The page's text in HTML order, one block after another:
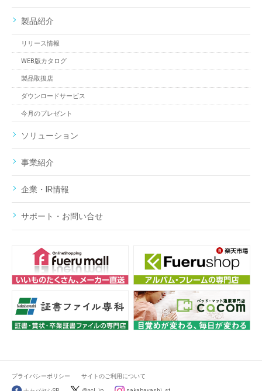
製品紹介
リリース情報
WEB版カタログ
製品取扱店
ダウンロードサービス
今月のプレゼント
ソリューション
事業紹介
企業・IR情報
サポート・お問い合せ
プライバシーポリシー サイトのご利用について